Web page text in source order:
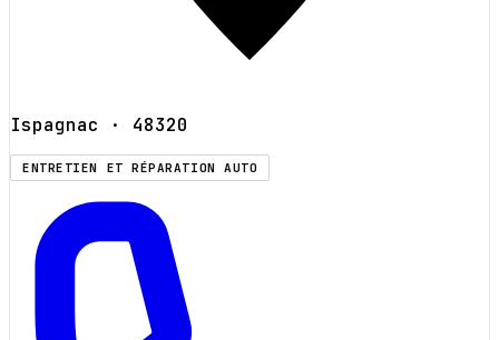
Ispagnac · 48320
ENTRETIEN ET RÉPARATION AUTO